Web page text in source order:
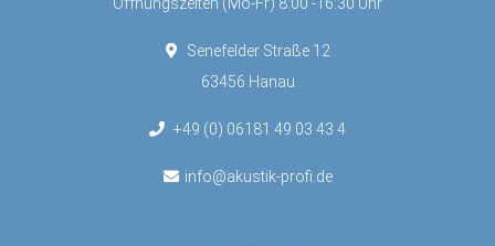
Öffnungszeiten (Mo-Fr) 8:00 -16:30 Uhr
Senefelder Straße 12
63456 Hanau
+49 (0) 06181 49 03 43 4
info@akustik-profi.de